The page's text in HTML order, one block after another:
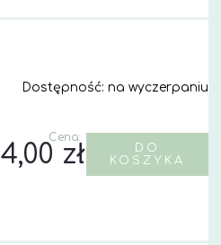
Dostępność: na wyczerpaniu
Cena:
4,00 zł
DO
KOSZYKA